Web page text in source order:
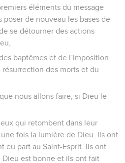
éléments du message
poser de nouveau les bases de
se détourner des actions
baptêmes et de l’imposition
résurrection des morts et du
nous allons faire, si Dieu le
qui retombent dans leur
fois la lumière de Dieu. Ils ont
eu part au Saint-Esprit. Ils ont
est bonne et ils ont fait